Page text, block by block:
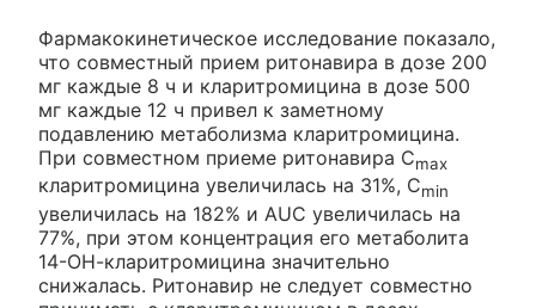
Фармакокинетическое исследование показало,
что совместный прием ритонавира в дозе 200
мг каждые 8 ч и кларитромицина в дозе 500
мг каждые 12 ч привел к заметному
подавлению метаболизма кларитромицина.
При совместном приеме ритонавира Cmax
кларитромицина увеличилась на 31%, Cmin
увеличилась на 182% и AUC увеличилась на
77%, при этом концентрация его метаболита
14-ОН-кларитромицина значительно
снижалась. Ритонавир не следует совместно